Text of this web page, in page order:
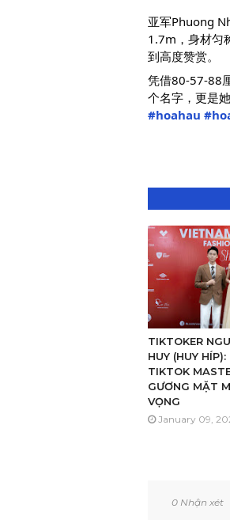
亚军Phuong
1.7m，身材匀
到高度赞赏。
凭借80-57-88
个名字，更是
#hoahau
TIKTOKER
HUY (HUY
TIKTOK
GƯƠNG MẶT
VỌNG
January 09,
0 Nhận xét